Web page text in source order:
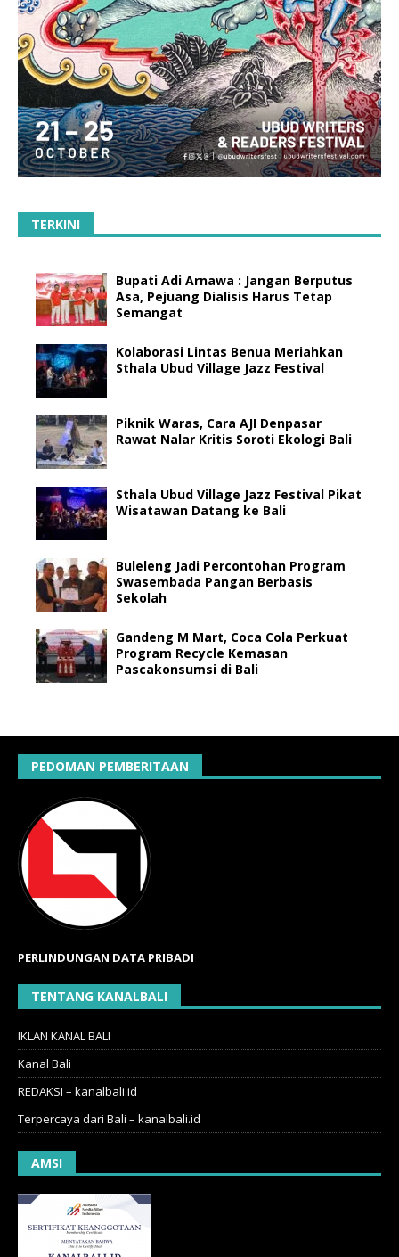
TERKINI
Bupati Adi Arnawa : Jangan Berputus
Asa, Pejuang Dialisis Harus Tetap
Semangat
Kolaborasi Lintas Benua Meriahkan
Sthala Ubud Village Jazz Festival
Piknik Waras, Cara AJI Denpasar
Rawat Nalar Kritis Soroti Ekologi Bali
Sthala Ubud Village Jazz Festival Pikat
Wisatawan Datang ke Bali
Buleleng Jadi Percontohan Program
Swasembada Pangan Berbasis
Sekolah
Gandeng M Mart, Coca Cola Perkuat
Program Recycle Kemasan
Pascakonsumsi di Bali
PEDOMAN PEMBERITAAN
PERLINDUNGAN DATA PRIBADI
TENTANG KANALBALI
IKLAN KANAL BALI
Kanal Bali
REDAKSI – kanalbali.id
Terpercaya dari Bali – kanalbali.id
AMSI